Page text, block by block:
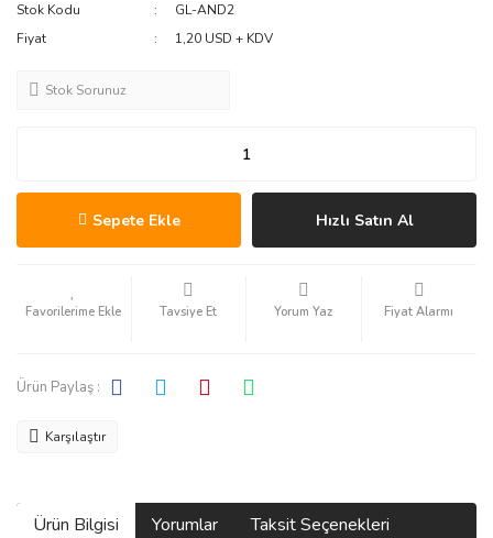
Stok Kodu
GL-AND2
Fiyat
1,20 USD + KDV
Stok Sorunuz
Sepete Ekle Hızlı Satın Al
Tavsiye Et Yorum Yaz Fiyat Alarmı
Ürün Paylaş :
Karşılaştır
Ürün Bilgisi Yorumlar Taksit Seçenekleri